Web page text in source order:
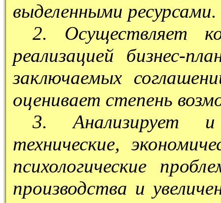
выделенными ресурсами.
2. Осуществляет
реализацией бизнес-
заключаемых
оценивает степень
3. Анализирует и
технические,
психологические
производства и